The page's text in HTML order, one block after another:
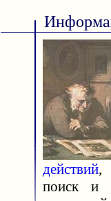
действий,
поиск и